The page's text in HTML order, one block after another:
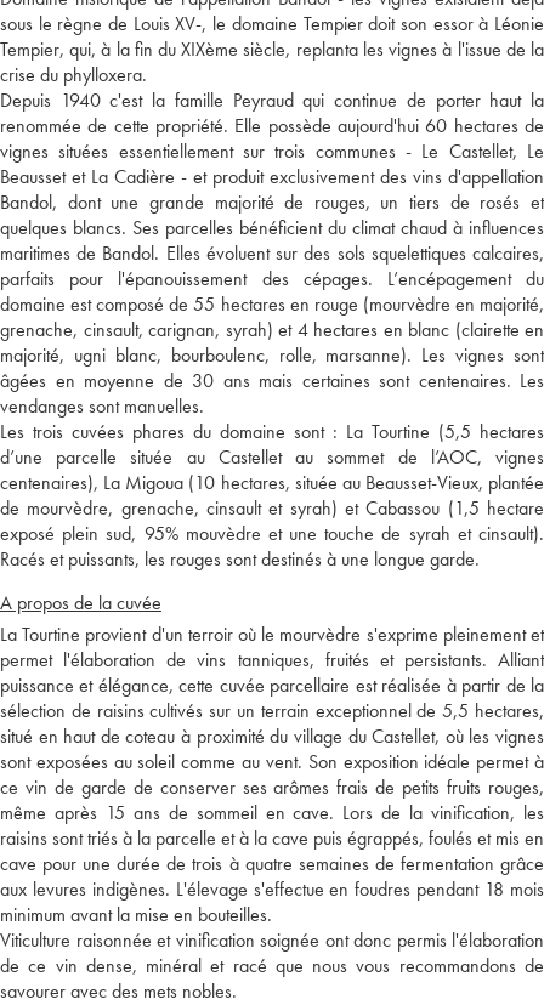
sous le règne de Louis XV-, le domaine Tempier doit son essor à Léonie
Tempier, qui, à la fin du XIXème siècle, replanta les vignes à l'issue de la
crise du phylloxera.
Depuis 1940 c'est la famille Peyraud qui continue de porter haut la
renommée de cette propriété. Elle possède aujourd'hui 60 hectares de
vignes situées essentiellement sur trois communes - Le Castellet, Le
Beausset et La Cadière - et produit exclusivement des vins d'appellation
Bandol, dont une grande majorité de rouges, un tiers de rosés et
quelques blancs. Ses parcelles bénéficient du climat chaud à influences
maritimes de Bandol. Elles évoluent sur des sols squelettiques calcaires,
parfaits pour l'épanouissement des cépages. L’encépagement du
domaine est composé de 55 hectares en rouge (mourvèdre en majorité,
grenache, cinsault, carignan, syrah) et 4 hectares en blanc (clairette en
majorité, ugni blanc, bourboulenc, rolle, marsanne). Les vignes sont
âgées en moyenne de 30 ans mais certaines sont centenaires. Les
vendanges sont manuelles.
Les trois cuvées phares du domaine sont : La Tourtine (5,5 hectares
d’une parcelle située au Castellet au sommet de l’AOC, vignes
centenaires), La Migoua (10 hectares, située au Beausset-Vieux, plantée
de mourvèdre, grenache, cinsault et syrah) et Cabassou (1,5 hectare
exposé plein sud, 95% mouvèdre et une touche de syrah et cinsault).
Racés et puissants, les rouges sont destinés à une longue garde.
A propos de la cuvée
La Tourtine provient d'un terroir où le mourvèdre s'exprime pleinement et
permet l'élaboration de vins tanniques, fruités et persistants. Alliant
puissance et élégance, cette cuvée parcellaire est réalisée à partir de la
sélection de raisins cultivés sur un terrain exceptionnel de 5,5 hectares,
situé en haut de coteau à proximité du village du Castellet, où les vignes
sont exposées au soleil comme au vent. Son exposition idéale permet à
ce vin de garde de conserver ses arômes frais de petits fruits rouges,
même après 15 ans de sommeil en cave. Lors de la vinification, les
raisins sont triés à la parcelle et à la cave puis égrappés, foulés et mis en
cave pour une durée de trois à quatre semaines de fermentation grâce
aux levures indigènes. L'élevage s'effectue en foudres pendant 18 mois
minimum avant la mise en bouteilles.
Viticulture raisonnée et vinification soignée ont donc permis l'élaboration
de ce vin dense, minéral et racé que nous vous recommandons de
savourer avec des mets nobles.